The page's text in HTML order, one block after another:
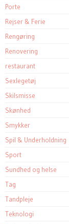
Porte
Rejser & Ferie
Rengøring
Renovering
restaurant
Sexlegetøj
Skilsmisse
Skønhed
Smykker
Spil & Underholdning
Sport
Sundhed og helse
Tag
Tandpleje
Teknologi